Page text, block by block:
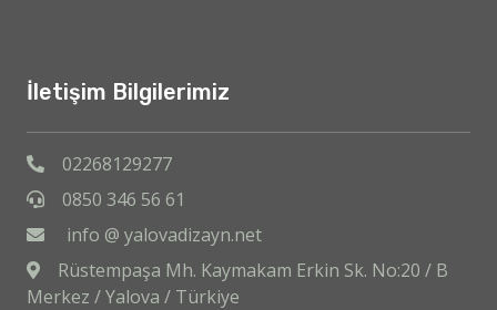
İletişim Bilgilerimiz
02268129277
0850 346 56 61
info @ yalovadizayn.net
Rüstempaşa Mh. Kaymakam Erkin Sk. No:20 / B
Merkez / Yalova / Türkiye